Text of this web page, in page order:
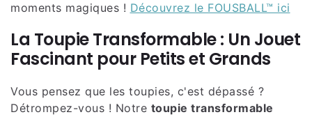
moments magiques ! Découvrez le FOUSBALL™ ici
La Toupie Transformable : Un Jouet
Fascinant pour Petits et Grands
Vous pensez que les toupies, c'est dépassé ?
Détrompez-vous ! Notre toupie transformable